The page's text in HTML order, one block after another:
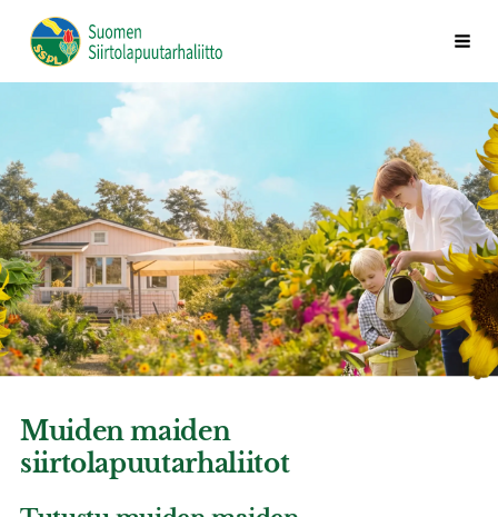
Siirry
sivun
Suomen Siirtolapuutarhaliitto ry
Muiden maiden
siirtolapuutarhaliitot